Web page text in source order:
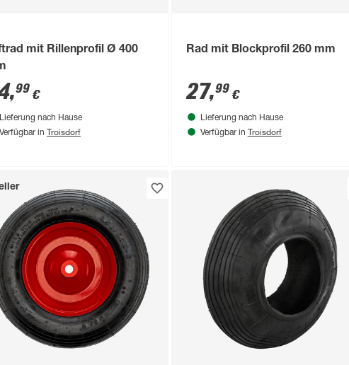
mit Rillenprofil Ø 400
,99 €
Lieferung nach Hause
Verfügbar in Troisdorf
Rad mit Blockprofil 260 mm
27,99€
Lieferung nach Hause
Verfügbar in Troisdorf